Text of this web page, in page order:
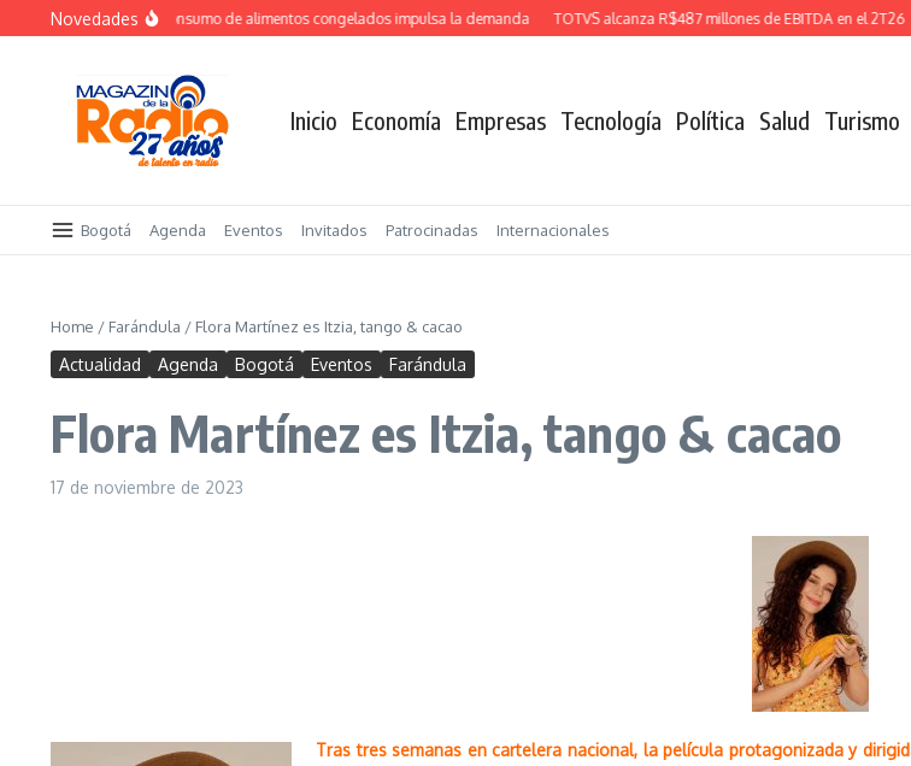
Saltar al contenido
Novedades
Crecimiento del consumo de alimentos congelados impulsa la demanda TOTVS alcanza R$487 millones de EBITDA en el 2T26
Inicio Economía Empresas Tecnología Política Salud Turismo
Bogotá Agenda Eventos Invitados Patrocinadas Internacionales
Home / Farándula / Flora Martínez es Itzia, tango & cacao
Actualidad Agenda Bogotá Eventos Farándula
Flora Martínez es Itzia, tango & cacao
17 de noviembre de 2023
Tras tres semanas en cartelera nacional, la película protagonizada y